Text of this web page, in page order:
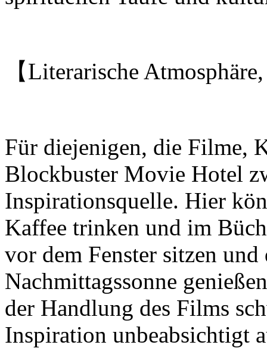
【Literarische
Für diejenigen, die Filme,
Blockbuster Movie Hotel
Inspirationsquelle. Hier
Kaffee trinken und im
vor dem Fenster sitzen
Nachmittagssonne
der Handlung des Films
Inspiration unbeabsichtigt